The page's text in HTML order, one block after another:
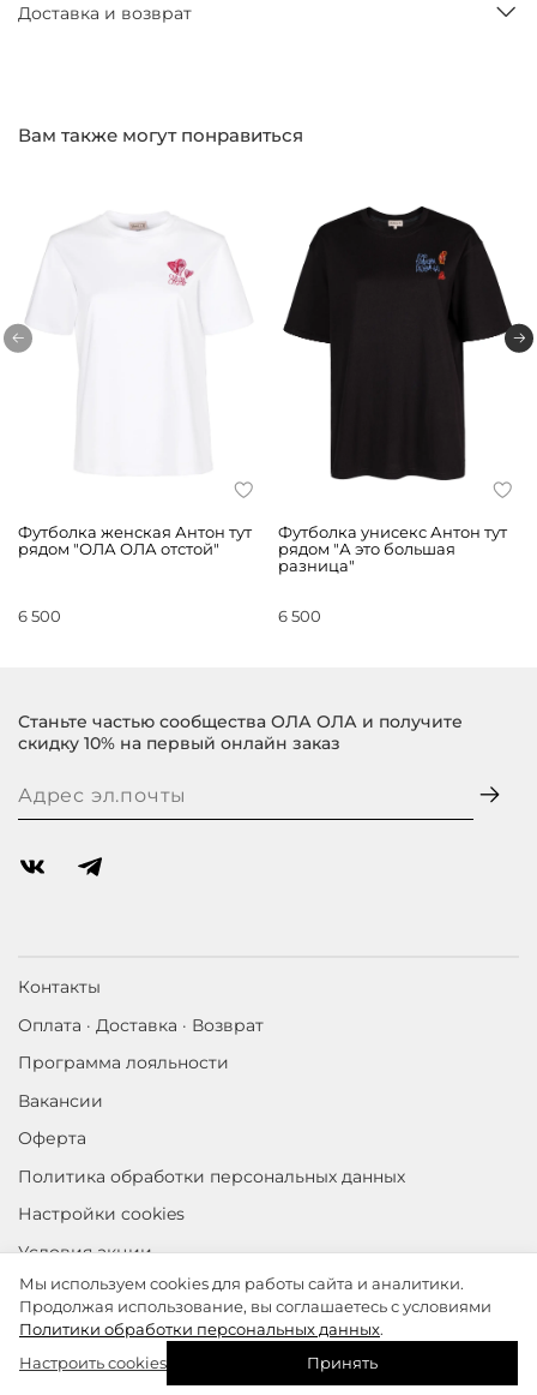
Доставка и возврат
Вам также могут понравиться
Футболка женская Антон тут
рядом "ОЛА ОЛА отстой"
6 500
Футболка унисекс Антон тут
рядом "А это большая
разница"
6 500
Контакты
Оплата · Доставка · Возврат
Программа лояльности
Вакансии
Оферта
Политика обработки персональных данных
Настройки cookies
Условия акции
©ОЛА ОЛА 2026
Станьте частью сообщества ОЛА ОЛА и получите
скидку 10% на первый онлайн заказ
Мы используем cookies для работы сайта и аналитики.
Продолжая использование, вы соглашаетесь с условиями
Политики обработки персональных данных.
Настроить cookies
Принять